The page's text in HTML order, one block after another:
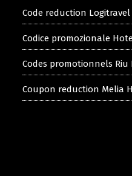
Code reduction Logitravel
Codice promozionale
Codes promotionnels Riu
Coupon reduction Melia